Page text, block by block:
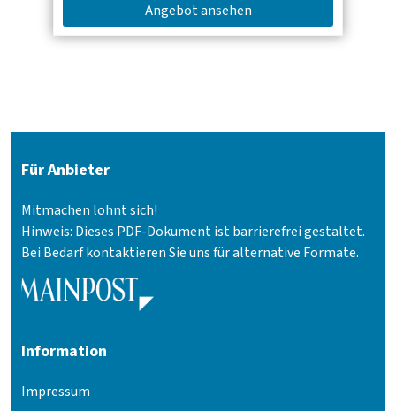
Angebot ansehen
Für Anbieter
Mitmachen lohnt sich!
Hinweis: Dieses PDF-Dokument ist barrierefrei gestaltet.
Bei Bedarf kontaktieren Sie uns für alternative Formate.
Information
Impressum